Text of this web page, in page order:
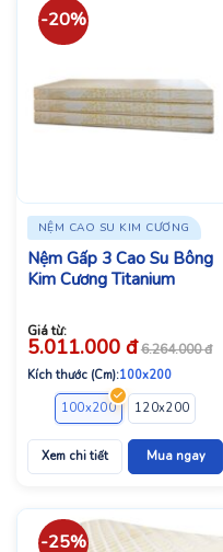
-20%
NỆM CAO SU KIM CƯƠNG
Nệm Gấp 3 Cao Su Bông
Kim Cương Titanium
Giá từ:
5.011.000 đ 6.264.000đ
Kích thước (Cm):100x200
100x200
120x200
Xem chi tiết Mua ngay
-25%